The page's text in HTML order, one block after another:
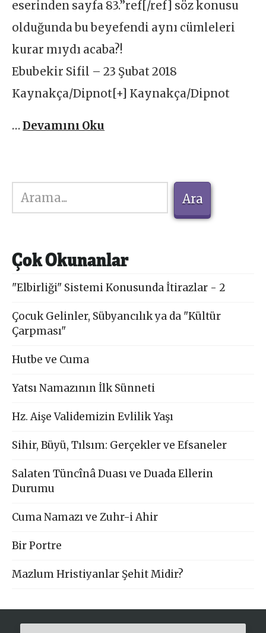
eserinden sayfa 83.”ref[/ref] söz konusu
olduğunda bu beyefendi aynı cümleleri
kurar mıydı acaba?!
Ebubekir Sifil – 23 Şubat 2018
Kaynakça/Dipnot[+] Kaynakça/Dipnot
…Devamını Oku
Ara
Ara
Çok Okunanlar
"Elbirliği" Sistemi Konusunda İtirazlar - 2
Çocuk Gelinler, Sübyancılık ya da "Kültür
Çarpması"
Hutbe ve Cuma
Yatsı Namazının İlk Sünneti
Hz. Aişe Validemizin Evlilik Yaşı
Sihir, Büyü, Tılsım: Gerçekler ve Efsaneler
Salaten Tüncînâ Duası ve Duada Ellerin
Durumu
Cuma Namazı ve Zuhr-i Ahir
Bir Portre
Mazlum Hristiyanlar Şehit Midir?